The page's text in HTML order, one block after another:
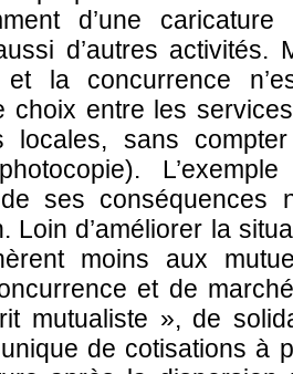
d’une
d’autres
et la concurrence
choix entre les
locales, sans
ses conséquences
Loin d’améliorer la
moins aux
et de
mutualiste », de
de cotisations à